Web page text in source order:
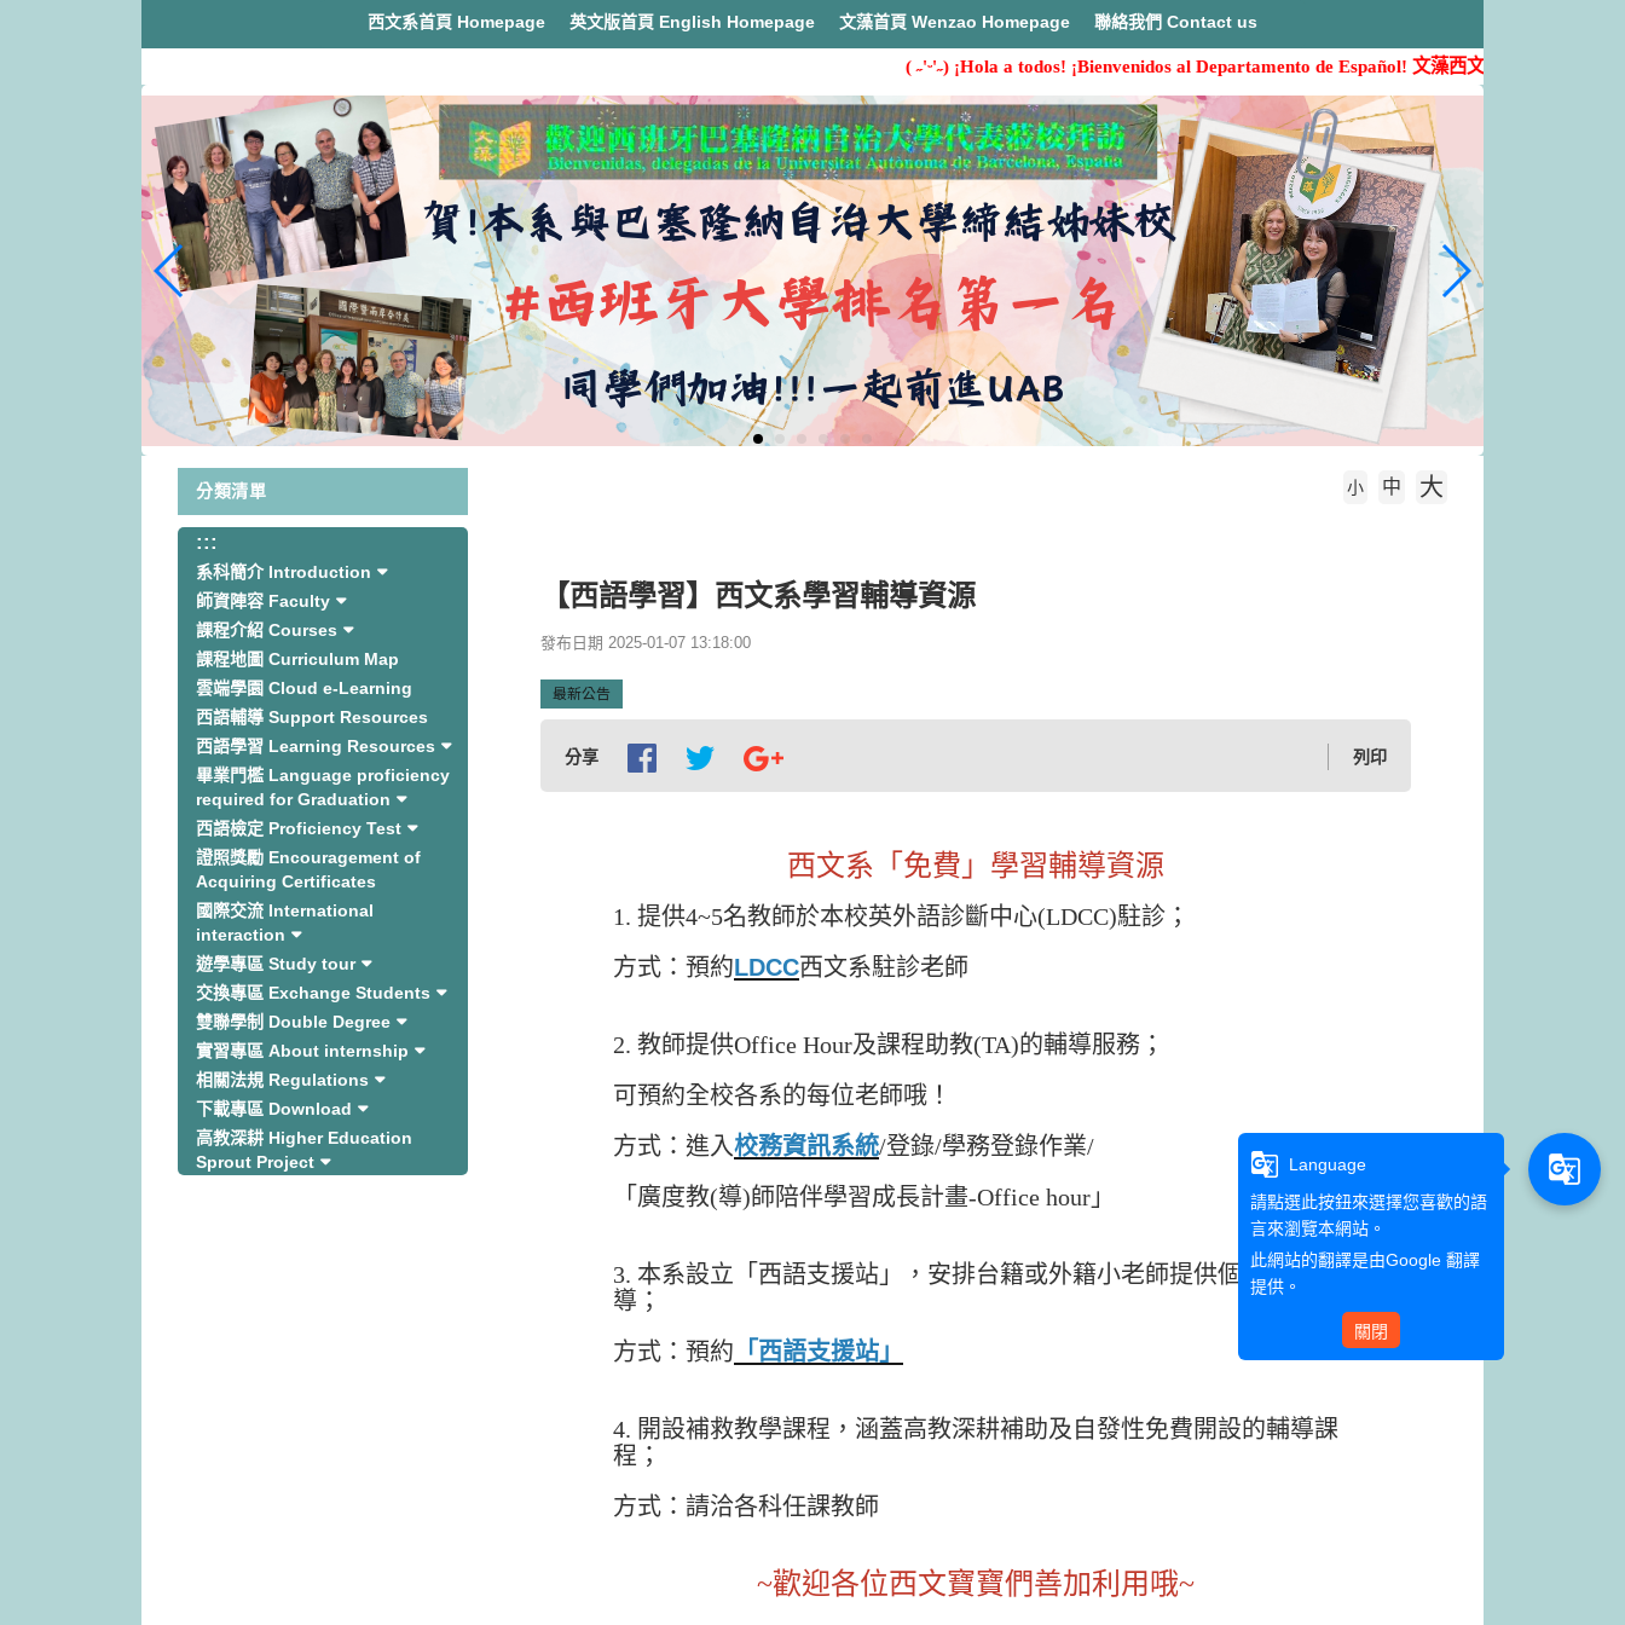
西文系首頁 Homepage 英文版首頁 English Homepage 文藻首頁 Wenzao Homepage 聯絡我們 Contact us
( ˶'ᵕ'˶) ¡Hola a todos! ¡Bienvenidos al Departamento de Español!文藻西文系歡迎您的加入( ˶'ᵕ'˶)
分類清單
:::
系科簡介 Introduction
師資陣容 Faculty
課程介紹 Courses
課程地圖 Curriculum Map
雲端學園 Cloud e-Learning
西語輔導 Support Resources
西語學習 Learning Resources
畢業門檻 Language proficiency
required for Graduation
西語檢定 Proficiency Test
證照獎勵 Encouragement of
Acquiring Certificates
國際交流 International
interaction
遊學專區 Study tour
交換專區 Exchange Students
雙聯學制 Double Degree
實習專區 About internship
相關法規 Regulations
下載專區 Download
高教深耕 Higher Education
Sprout Project
小 中 大
【西語學習】西文系學習輔導資源
發布日期 2025-01-07 13:18:00
最新公告
分享 列印
西文系「免費」學習輔導資源
1. 提供4~5名教師於本校英外語診斷中心(LDCC)駐診；
方式：預約LDCC西文系駐診老師
2. 教師提供Office Hour及課程助教(TA)的輔導服務；
可預約全校各系的每位老師哦！
方式：進入校務資訊系統/登錄/學務登錄作業/
「廣度教(導)師陪伴學習成長計畫-Office hour」
3. 本系設立「西語支援站」，安排台籍或外籍小老師提供個別預約輔
導；
方式：預約 「西語支援站」
4. 開設補救教學課程，涵蓋高教深耕補助及自發性免費開設的輔導課
程；
方式：請洽各科任課教師
~歡迎各位西文寶寶們善加利用哦~
g_translate
Language
請點選此按鈕來選擇您喜歡的語
言來瀏覽本網站。
此網站的翻譯是由Google 翻譯
提供。
關閉
g_translate